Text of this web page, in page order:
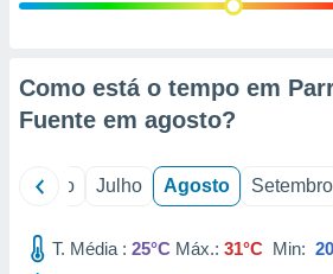
estudos
Como está o tempo em
Fuente em agosto?
Junho Julho Agosto Setembro
T. Média : 25°C Máx.: 31°C Min: